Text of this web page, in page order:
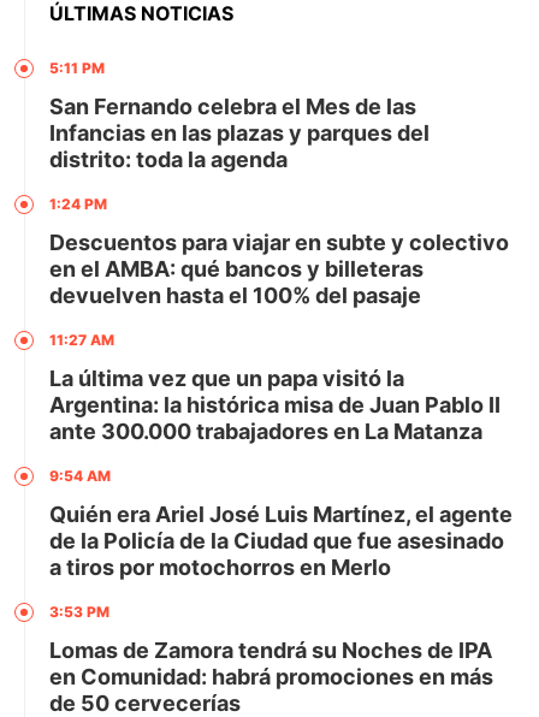
ÚLTIMAS NOTICIAS
5:11 PM
San Fernando celebra el Mes de las
Infancias en las plazas y parques del
distrito: toda la agenda
1:24 PM
Descuentos para viajar en subte y colectivo
en el AMBA: qué bancos y billeteras
devuelven hasta el 100% del pasaje
11:27 AM
La última vez que un papa visitó la
Argentina: la histórica misa de Juan Pablo II
ante 300.000 trabajadores en La Matanza
9:54 AM
Quién era Ariel José Luis Martínez, el agente
de la Policía de la Ciudad que fue asesinado
a tiros por motochorros en Merlo
3:53 PM
Lomas de Zamora tendrá su Noches de IPA
en Comunidad: habrá promociones en más
de 50 cervecerías